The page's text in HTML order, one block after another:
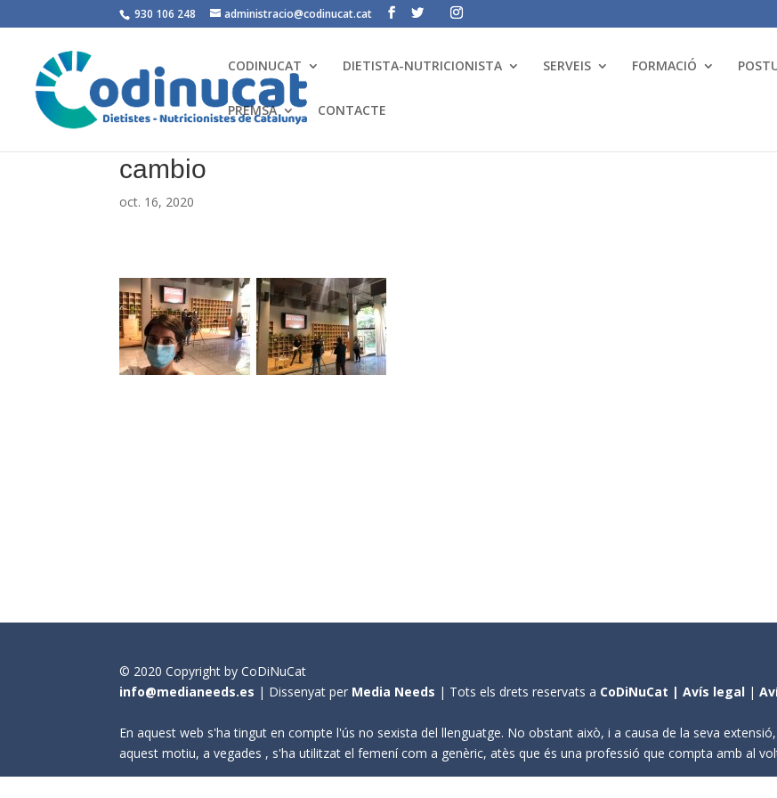
930 106 248 administracio@codinucat.cat
CODINUCAT DIETISTA-NUTRICIONISTA SERVEIS FORMACIÓ
PREMSA CONTACTE
cambio
oct. 16, 2020
© 2020 Copyright by CoDiNuCat
info@medianeeds.es | Dissenyat per Media Needs | Tots els drets reservats a CoDiNuCat |Avís legal |
En aquest web s'ha tingut en compte l'ús no sexista del llenguatge. No obstant això, i a causa de la seva
aquest motiu, a vegades , s'ha utilitzat el femení com a genèric, atès que és una professió que compta amb al